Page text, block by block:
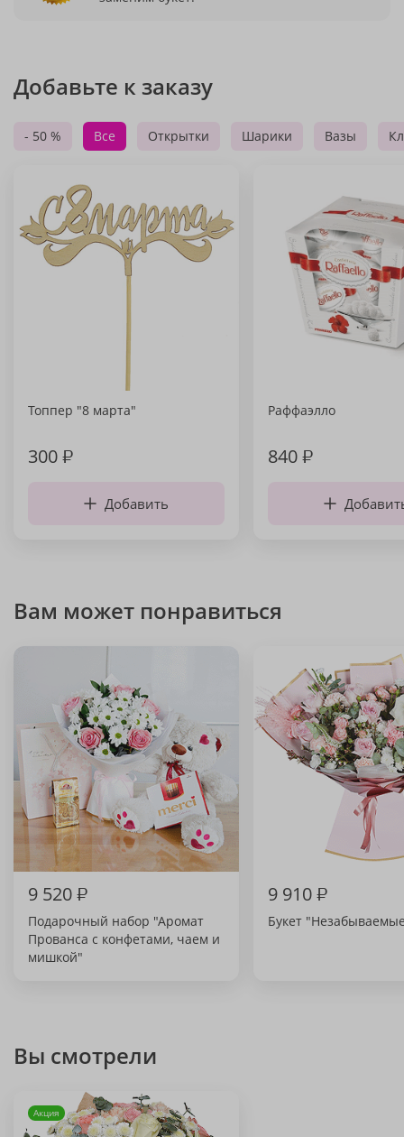
Добавьте к заказу
- 50 % Все Открытки Шарики Вазы
Топпер "8 марта"
300₽
Добавить
Раффаэлло
840₽
Вам может понравиться
9 520₽
Подарочный набор "Аромат
Прованса с конфетами, чаем и
мишкой"
9 910₽
Букет
Вы смотрели
Акция